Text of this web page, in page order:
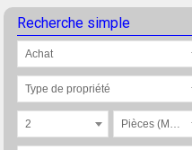
Recherche simple
Achat
Type de propriété
2 Pièces (Max.)